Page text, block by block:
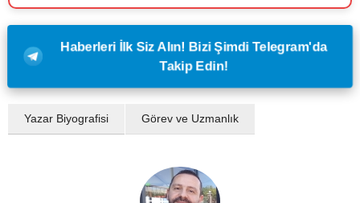
Haberleri İlk Siz Alın! Bizi Şimdi Telegram'da
Takip Edin!
Yazar Biyografisi Görev ve Uzmanlık